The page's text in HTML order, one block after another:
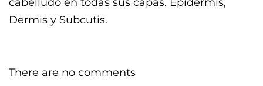
Dermis y Subcutis.
There are no comments